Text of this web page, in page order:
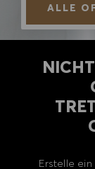
ALLE
Erstelle